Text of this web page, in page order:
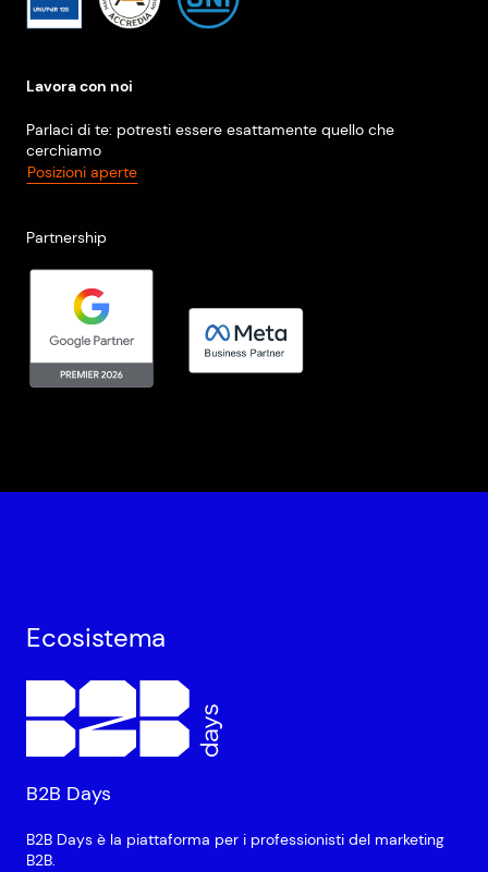
Lavora con noi
Parlaci di te: potresti essere esattamente quello che
cerchiamo
Posizioni aperte
Partnership
Ecosistema
B2B Days
B2B Days è la piattaforma per i professionisti del marketing
B2B.